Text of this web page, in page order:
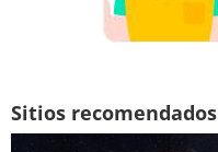
Sitios recomendados